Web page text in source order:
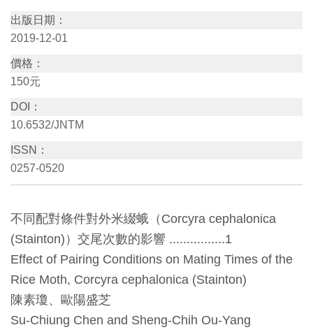
教
活
版
典
藏
研
究
出版日期：
2019-12-01
價格：
150元
DOI：
10.6532/JNTM
ISSN：
0257-0520
不同配對條件對外米綴蛾 （ Corcyra cephalonica
(Stainton) ） 交尾次數的影響 ................1
Effect of Pairing Conditions on Mating Times of the
Rice Moth, Corcyra cephalonica (Stainton)
陳素瓊 、 歐陽盛芝
Su-Chiung Chen and Sheng-Chih Ou-Yang